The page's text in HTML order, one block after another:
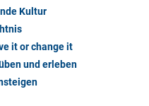
Kultur
it or change it
und erleben